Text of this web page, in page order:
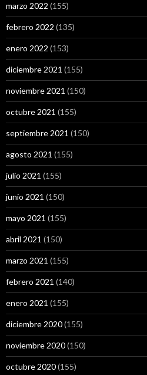
marzo 2022 (155)
febrero 2022 (135)
enero 2022 (153)
diciembre 2021 (155)
noviembre 2021 (150)
octubre 2021 (155)
septiembre 2021 (150)
agosto 2021 (155)
julio 2021 (155)
junio 2021 (150)
mayo 2021 (155)
abril 2021 (150)
marzo 2021 (155)
febrero 2021 (140)
enero 2021 (155)
diciembre 2020(155)
noviembre 2020(150)
octubre 2020(155)